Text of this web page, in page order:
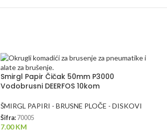
Smirgl Papir Čičak 50mm P3000
Vodobrusni DEERFOS 10kom
ŠMIRGL PAPIRI - BRUSNE PLOČE - DISKOVI
Šifra: 70005
7.00KM